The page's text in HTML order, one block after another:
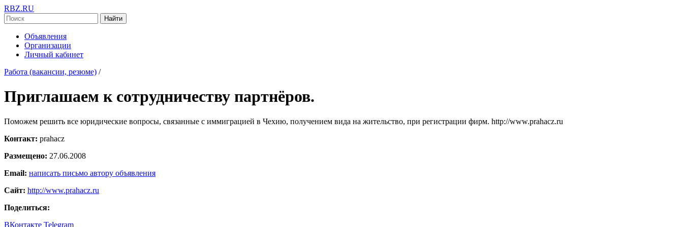
RBZ.RU
Найти
Объявления
Организации
Личный кабинет
Работа (вакансии, резюме) /
Приглашаем к сотрудничеству партнёров.
Поможем решить все юридические вопросы, связанные с иммиграцией в Чехию, получением вида на жительство, при регистрации фирм. http://www.prahacz.ru
Контакт: prahacz
Размещено: 27.06.2008
Email: написать письмо автору объявления
Сайт: http://www.prahacz.ru
Поделиться:
ВКонтакте Telegram